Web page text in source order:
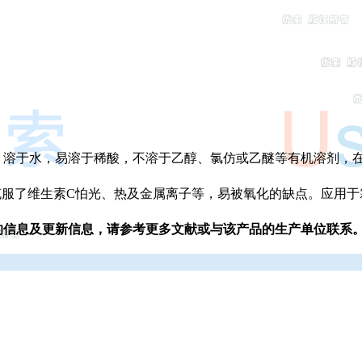
于水，易溶于稀酸，不溶于乙醇、氯仿或乙醚等有机溶剂，
了维生素C怕光、热及金属离子等，易被氧化的缺点。应用
息及更新信息，请参考更多文献或与该产品的生产单位联系